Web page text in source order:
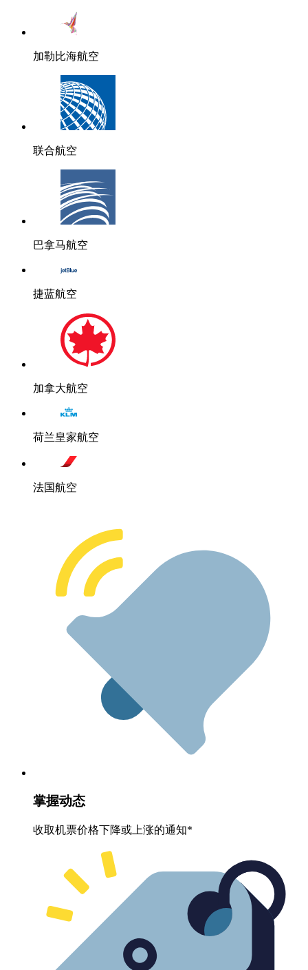
加勒比海航空
联合航空
巴拿马航空
捷蓝航空
加拿大航空
荷兰皇家航空
法国航空
掌握动态
收取机票价格下降或上涨的通知*